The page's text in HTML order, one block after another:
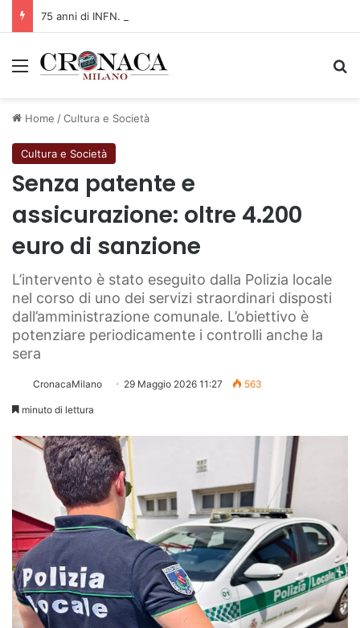
Menu
Home /Cultura e Società
Cultura e Società
Senza patente e
assicurazione: oltre 4.200
euro di sanzione
L’intervento è stato eseguito dalla Polizia locale
nel corso di uno dei servizi straordinari disposti
dall’amministrazione comunale. L’obiettivo è
potenziare periodicamente i controlli anche la
sera
CronacaMilano 29 Maggio 2026 11:27 563
minuto di lettura